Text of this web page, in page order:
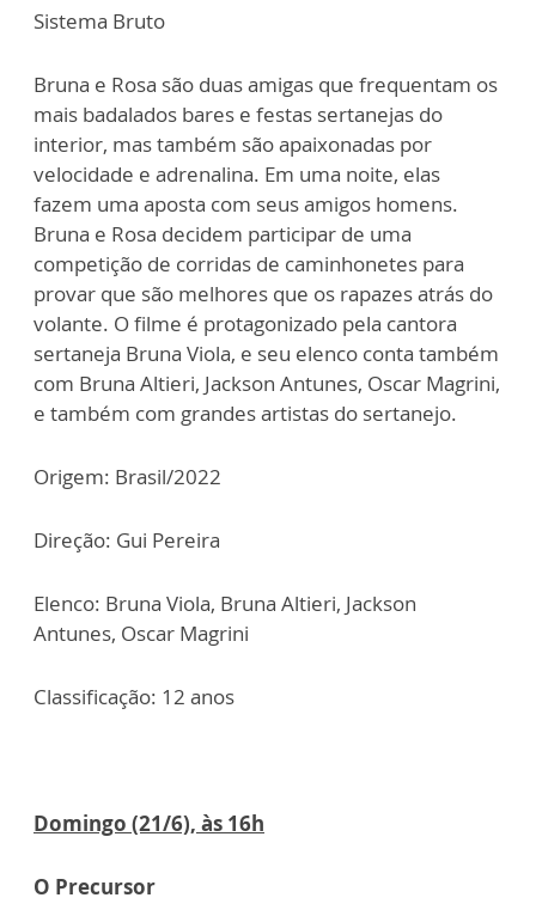
Sistema Bruto
Bruna e Rosa são duas amigas que frequentam os
mais badalados bares e festas sertanejas do
interior, mas também são apaixonadas por
velocidade e adrenalina. Em uma noite, elas
fazem uma aposta com seus amigos homens.
Bruna e Rosa decidem participar de uma
competição de corridas de caminhonetes para
provar que são melhores que os rapazes atrás do
volante. O filme é protagonizado pela cantora
sertaneja Bruna Viola, e seu elenco conta também
com Bruna Altieri, Jackson Antunes, Oscar Magrini,
e também com grandes artistas do sertanejo.
Origem: Brasil/2022
Direção: Gui Pereira
Elenco: Bruna Viola, Bruna Altieri, Jackson
Antunes, Oscar Magrini
Classificação: 12 anos
Domingo (21/6), às 16h
O Precursor